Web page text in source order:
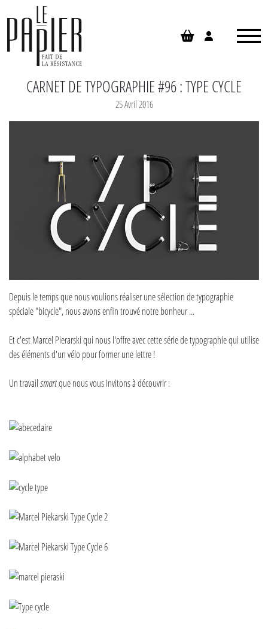
CARNET DE TYPOGRAPHIE #96 : TYPE CYCLE
25 Avril 2016
Depuis le temps que nous voulions réaliser une sélection de typographie
spéciale "bicycle", nous avons enfin trouvé notre bonheur ...
Et c'est Marcel Pierarski qui nous l'offre avec cette série de typographie qui utilise
des éléments d'un vélo pour former une lettre !
Un travailsmartque nous vous invitons à découvrir :
Panneau de gestion des cookies